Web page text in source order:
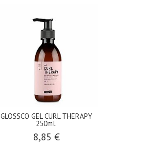
GLOSSCO GEL CURL THERAPY
250ml.
8,85 €